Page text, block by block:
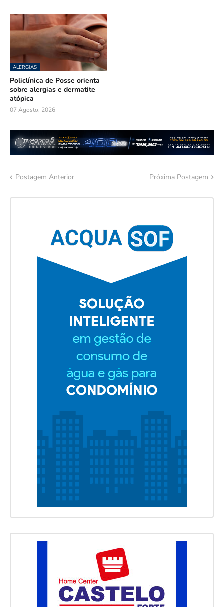
ALERGIAS
Policlínica de Posse orienta
sobre alergias e dermatite
atópica
07 Agosto, 2026
Postagem Anterior Próxima Postagem